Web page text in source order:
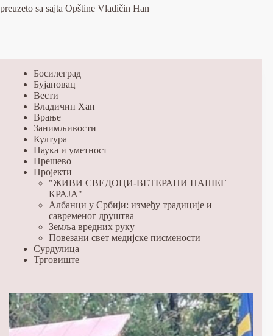
preuzeto sa sajta Opštine Vladičin Han
Босилеград
Бујановац
Вести
Владичин Хан
Врање
Занимљивости
Култура
Наука и уметност
Прешево
Пројекти
"ЖИВИ СВЕДОЦИ-ВЕТЕРАНИ НАШЕГ
КРАЈА"
Албанци у Србији: између традиције и
савременог друштва
Земља вредних руку
Повезани свет медијске писмености
Сурдулица
Трговиште